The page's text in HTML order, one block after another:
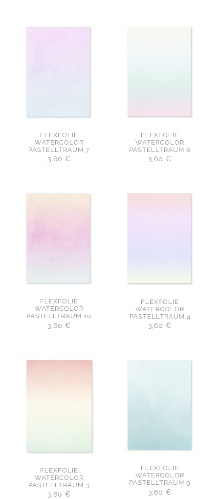
FLEXFOLIE
WATERCOLOR
PASTELLTRAUM 7
3,60 €
FLEXFOLIE
WATERCOLOR
PASTELLTRAUM 6
3,60€
FLEXFOLIE
WATERCOLOR
PASTELLTRAUM 10
3,60 €
FLEXFOLIE
WATERCOLOR
PASTELLTRAUM 4
3,60€
FLEXFOLIE
WATERCOLOR
PASTELLTRAUM 3
3,60 €
FLEXFOLIE
WATERCOLOR
PASTELLTRAUM 9
3,60€